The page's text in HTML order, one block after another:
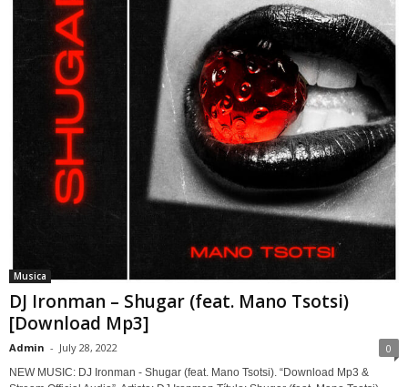
Musica
DJ Ironman – Shugar (feat. Mano Tsotsi)
[Download Mp3]
Admin - July 28, 2022 0
NEW MUSIC: DJ Ironman - Shugar (feat. Mano Tsotsi). “Download Mp3 &